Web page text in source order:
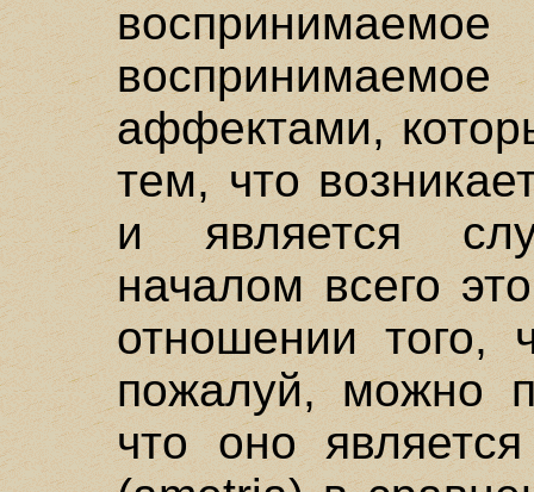
аффектами,
тем, что
и является
началом всего
отношении того,
пожалуй, можно
что оно